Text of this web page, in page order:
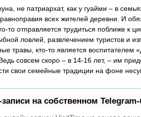
не патриархат, как у гуайми – в
всех жителей деревни. И
то отправляется трудиться поближе к
ловлей, развлечением туристов и
травы, кто-то является воспитателем
совсем скоро – в 14-16 лет, – им
свои семейные традиции на фоне
на собственном Telegram-